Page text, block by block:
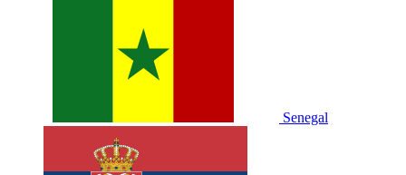
Senegal